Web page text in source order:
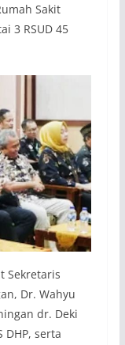
Sakit
3 RSUD 45
Sekretaris
Dr. Wahyu
dr. Deki
DHP, serta